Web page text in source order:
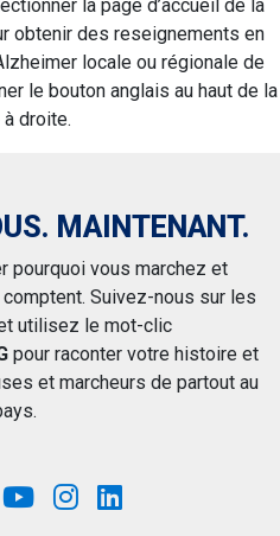
la page d’accueil de la
obtenir des reseignements en
locale ou régionale de
le bouton anglais au haut de la
droite.
MAINTENANT.
pourquoi vous marchez et
Suivez-nous sur les
utilisez le mot-clic
pour raconter votre histoire et
et marcheurs de partout au